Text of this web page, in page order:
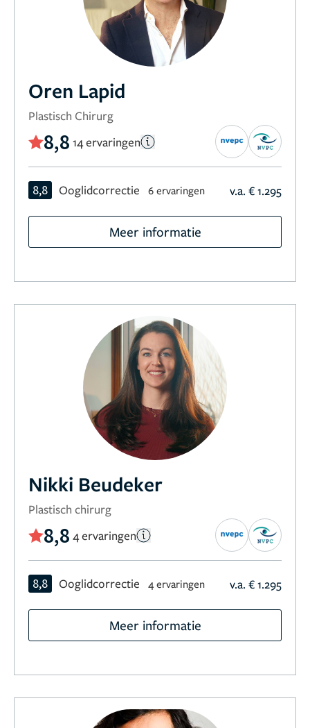
Oren Lapid
Plastisch Chirurg
8,8 14 ervaringen
8,8 Ooglidcorrectie 6 ervaringen v.a. € 1.295
Meer informatie
Nikki Beudeker
Plastisch chirurg
8,8 4 ervaringen
8,8 Ooglidcorrectie 4 ervaringen v.a. € 1.295
Meer informatie